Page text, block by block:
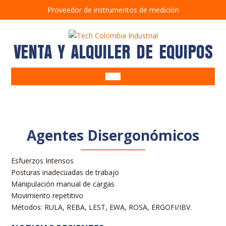
Proveedor de instrumentos de medición
VENTA Y ALQUILER DE EQUIPOS
Anemómetros
Bombas de muestreo personal
Detectores de gases
Detectores de Fugas
Detectores
Barrenos
Brazos muestreadores
Correntómetros
Detectores
Estación Meteorológica
Agentes Disergonómicos
Esfuerzos Intensos
Posturas inadecuadas de trabajo
Manipulación manual de cargas
Movimiento repetitivo
Métodos: RULA, REBA, LEST, EWA, ROSA, ERGOFI/IBV.